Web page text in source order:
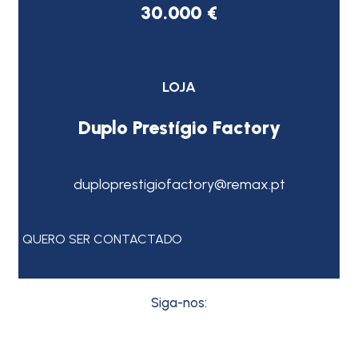
30.000 €
LOJA
Duplo Prestígio Factory
duploprestigiofactory@remax.pt
QUERO SER CONTACTADO
Siga-nos: